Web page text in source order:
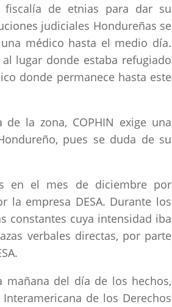
fiscalía de etnias para dar su
judiciales Hondureñas se
médico hasta el medio día.
lugar donde estaba refugiado
donde permanece hasta este
la zona, COPHIN exige una
pues se duda de su
en el mes de diciembre por
la empresa DESA. Durante los
constantes cuya intensidad iba
verbales directas, por parte
mañana del día de los hechos,
de los Derechos